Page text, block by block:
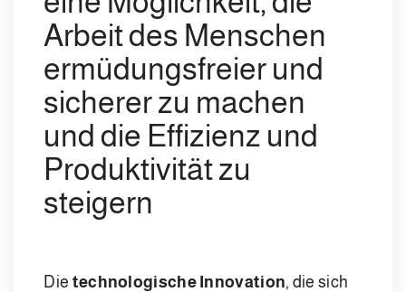
Arbeit des Menschen
ermüdungsfreier und
sicherer zu machen
und die Effizienz und
Produktivität zu
steigern
Die technologische Innovation, die sich